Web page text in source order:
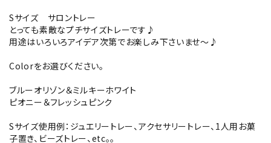
Sサイズ サロントレー
とっても素敵なプチサイズトレーです♪
用途はいろいろアイデア次第でお楽しみ下さいませ～♪
Colorをお選びください。
ブルーオリゾン＆ミルキーホワイト
ピオニー＆フレッシュピンク
Sサイズ使用例：ジュエリートレー、アクセサリートレー、1人用お菓
子置き、ビーズトレー、etc。。